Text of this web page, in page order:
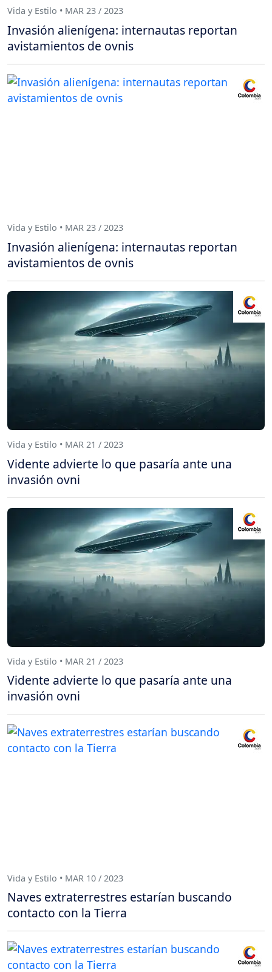
Vida y Estilo • MAR 23 / 2023
Invasión alienígena: internautas reportan
avistamientos de ovnis
Vida y Estilo • MAR 23 / 2023
Invasión alienígena: internautas reportan
avistamientos de ovnis
Vida y Estilo • MAR 21 / 2023
Vidente advierte lo que pasaría ante una
invasión ovni
Vida y Estilo • MAR 21 / 2023
Vidente advierte lo que pasaría ante una
invasión ovni
Vida y Estilo • MAR 10 / 2023
Naves extraterrestres estarían buscando
contacto con la Tierra